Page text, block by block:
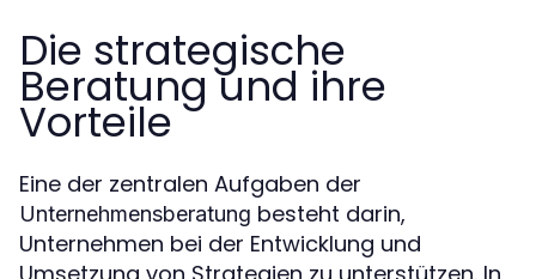
Die strategische
Beratung und ihre
Vorteile
Eine der zentralen Aufgaben der
Unternehmensberatung besteht darin,
Unternehmen bei der Entwicklung und
Umsetzung von Strategien zu unterstützen. In